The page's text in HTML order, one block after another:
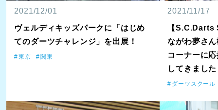
2021/12/01
ヴェルディキッズパークに「はじめ
てのダーツチャレンジ」を出展！
東京 関東
2021/11/17
【
ながわ夢さ
コーナーに
してきまし
ダーツスクール